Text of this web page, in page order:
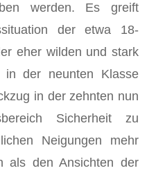
werden. Es greift
der etwa 18-
eher wilden und stark
in der neunten Klasse
in der zehnten nun
Sicherheit zu
Neigungen mehr
als den Ansichten der